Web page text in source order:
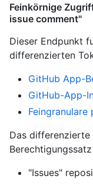
Feinkörnige
issue comment"
Dieser Endpunkt
differenzierten
GitHub App-
GitHub-App-
Das differenzierte
"Issues"